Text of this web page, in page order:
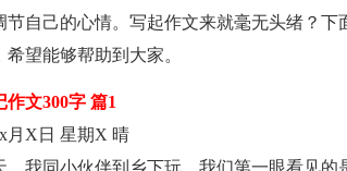
节自己的心情。写起作文来就毫无头绪？
希望能够帮助到大家。
作文300字 篇1
月X日 星期X 晴
，我同小伙伴到乡下玩，我们第一眼看见的